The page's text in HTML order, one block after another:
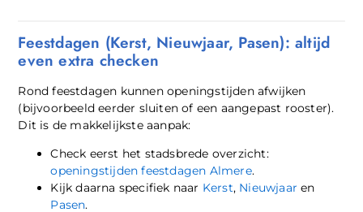
Feestdagen (Kerst, Nieuwjaar, Pasen): altijd
even extra checken
Rond feestdagen kunnen openingstijden afwijken
(bijvoorbeeld eerder sluiten of een aangepast rooster).
Dit is de makkelijkste aanpak:
Check eerst het stadsbrede overzicht:
openingstijden feestdagen Almere.
Kijk daarna specifiek naar Kerst, Nieuwjaar en
Pasen.